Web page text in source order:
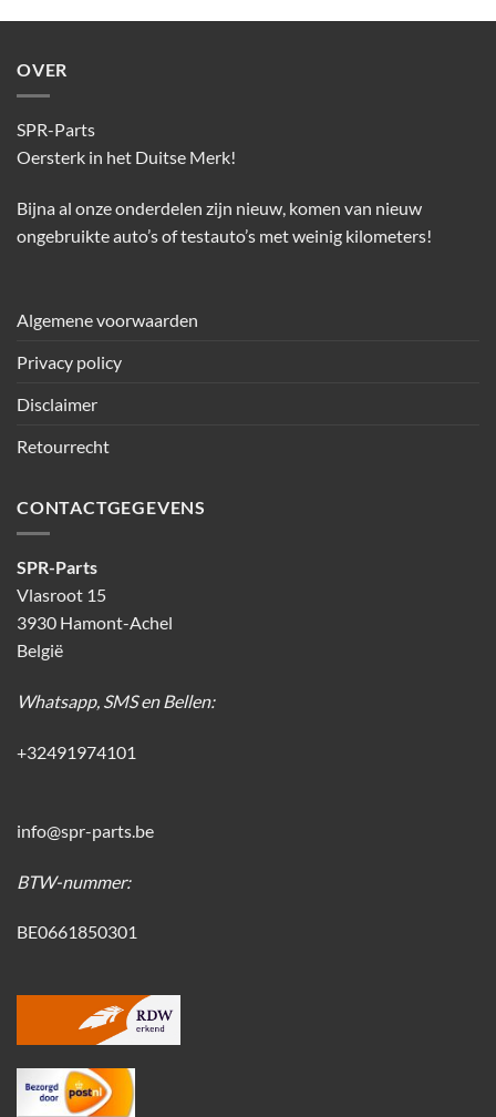
OVER
SPR-Parts
Oersterk in het Duitse Merk!
Bijna al onze onderdelen zijn nieuw, komen van nieuw
ongebruikte auto’s of testauto’s met weinig kilometers!
Algemene voorwaarden
Privacy policy
Disclaimer
Retourrecht
CONTACTGEGEVENS
SPR-Parts
Vlasroot 15
3930 Hamont-Achel
België
Whatsapp, SMS en Bellen:
+32491974101
info@spr-parts.be
BTW-nummer:
BE0661850301